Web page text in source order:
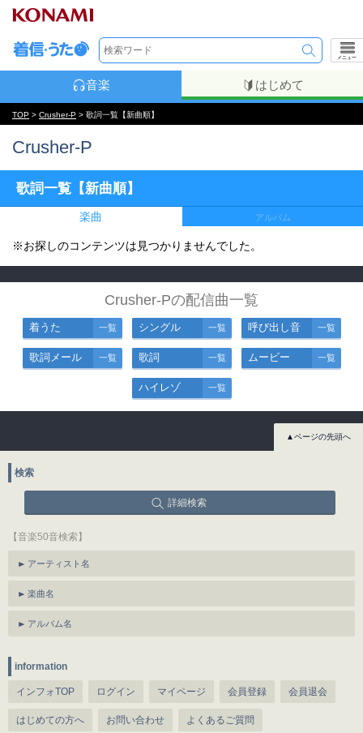
メニュー
音楽 はじめて
TOP > Crusher-P > 歌詞一覧【新曲順】
Crusher-P
歌詞一覧【新曲順】
楽曲 アルバム
※お探しのコンテンツは見つかりませんでした。
Crusher-Pの配信曲一覧
着うた 一覧 シングル 一覧 呼び出し音 一覧
歌詞メール 一覧 歌詞 一覧 ムービー 一覧
ハイレゾ 一覧
▲ページの先頭へ
検索
詳細検索
【音楽50音検索】
アーティスト名
楽曲名
アルバム名
information
インフォTOP ログイン マイページ 会員登録 会員退会
はじめての方へ お問い合わせ よくあるご質問